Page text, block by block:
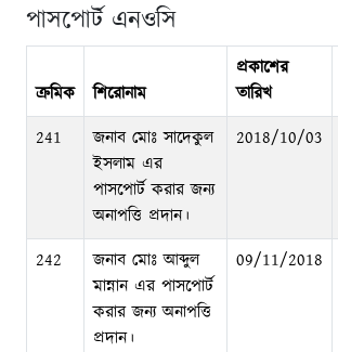
পাসপোর্ট এনওসি
ক্রমিক শিরোনাম
প্রকাশের
তারিখ
241
জনাব মোঃ সাদেকুল
ইসলাম এর
পাসপোর্ট করার জন্য
অনাপত্তি প্রদান।
2018/10/03
242
জনাব মোঃ আব্দুল
মান্নান এর পাসপোর্ট
করার জন্য অনাপত্তি
প্রদান।
09/11/2018